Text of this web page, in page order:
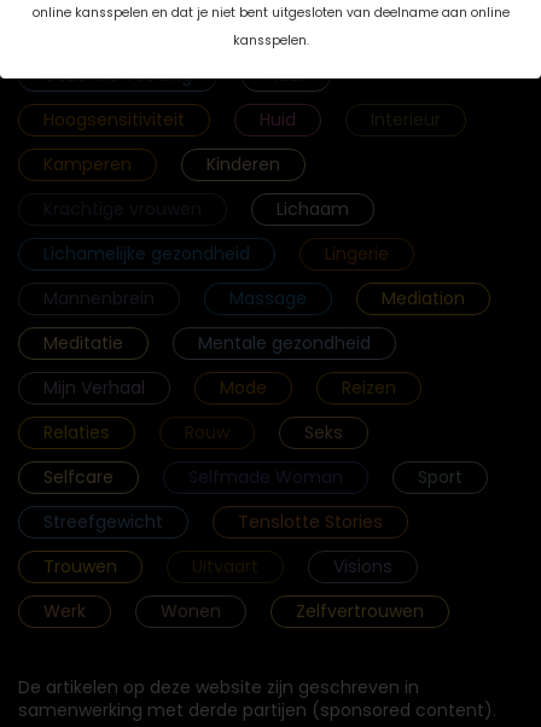
online kansspelen en dat je niet bent uitgesloten van deelname aan online
kansspelen.
Gezonde voeding
Haar
Hoogsensitiviteit
Huid
Interieur
Kamperen
Kinderen
Lichaam
Lichamelijke gezondheid
Lingerie
Mannenbrein
Massage
Mediation
Meditatie
Mentale gezondheid
Mijn Verhaal
Mode
Reizen
Relaties
Rouw
Seks
Selfcare
Selfmade Woman
Sport
Streefgewicht
Tenslotte Stories
Trouwen
Uitvaart
Visions
Werk
Wonen Zelfvertrouwen
De artikelen op deze website zijn geschreven in
samenwerking met derde partijen (sponsored content).